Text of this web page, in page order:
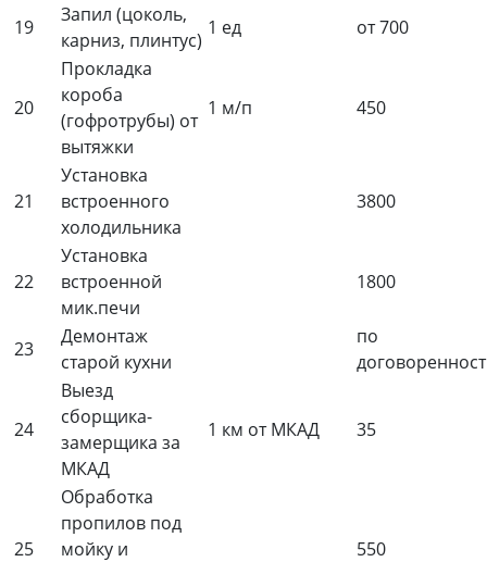
19
Запил (цоколь,
карниз, плинтус)
1 ед от 700
20
Прокладка
короба
(гофротрубы) от
вытяжки
1 м/п 450
21
Установка
встроенного
холодильника
3800
22
Установка
встроенной
мик.печи
1800
23
Демонтаж
старой кухни
по
24
Выезд
сборщика-
замерщика за
МКАД
1 км от МКАД 35
25
Обработка
пропилов под
мойку и
550